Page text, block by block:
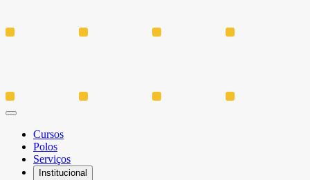
Cursos
Polos
Serviços
Institucional